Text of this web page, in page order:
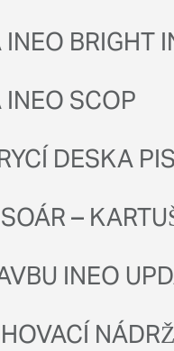
BRIGHT
SCOP
DESKA
–
INEO